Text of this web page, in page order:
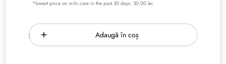
*lowest price on mihi.care in the past 30 days: 30.00 lei
Adaugă în coș